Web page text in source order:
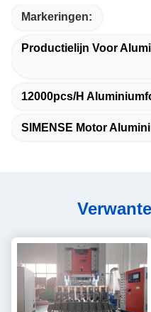
Markeringen:
Productielijn Voor
12000pcs/h
SIMENSE Motor